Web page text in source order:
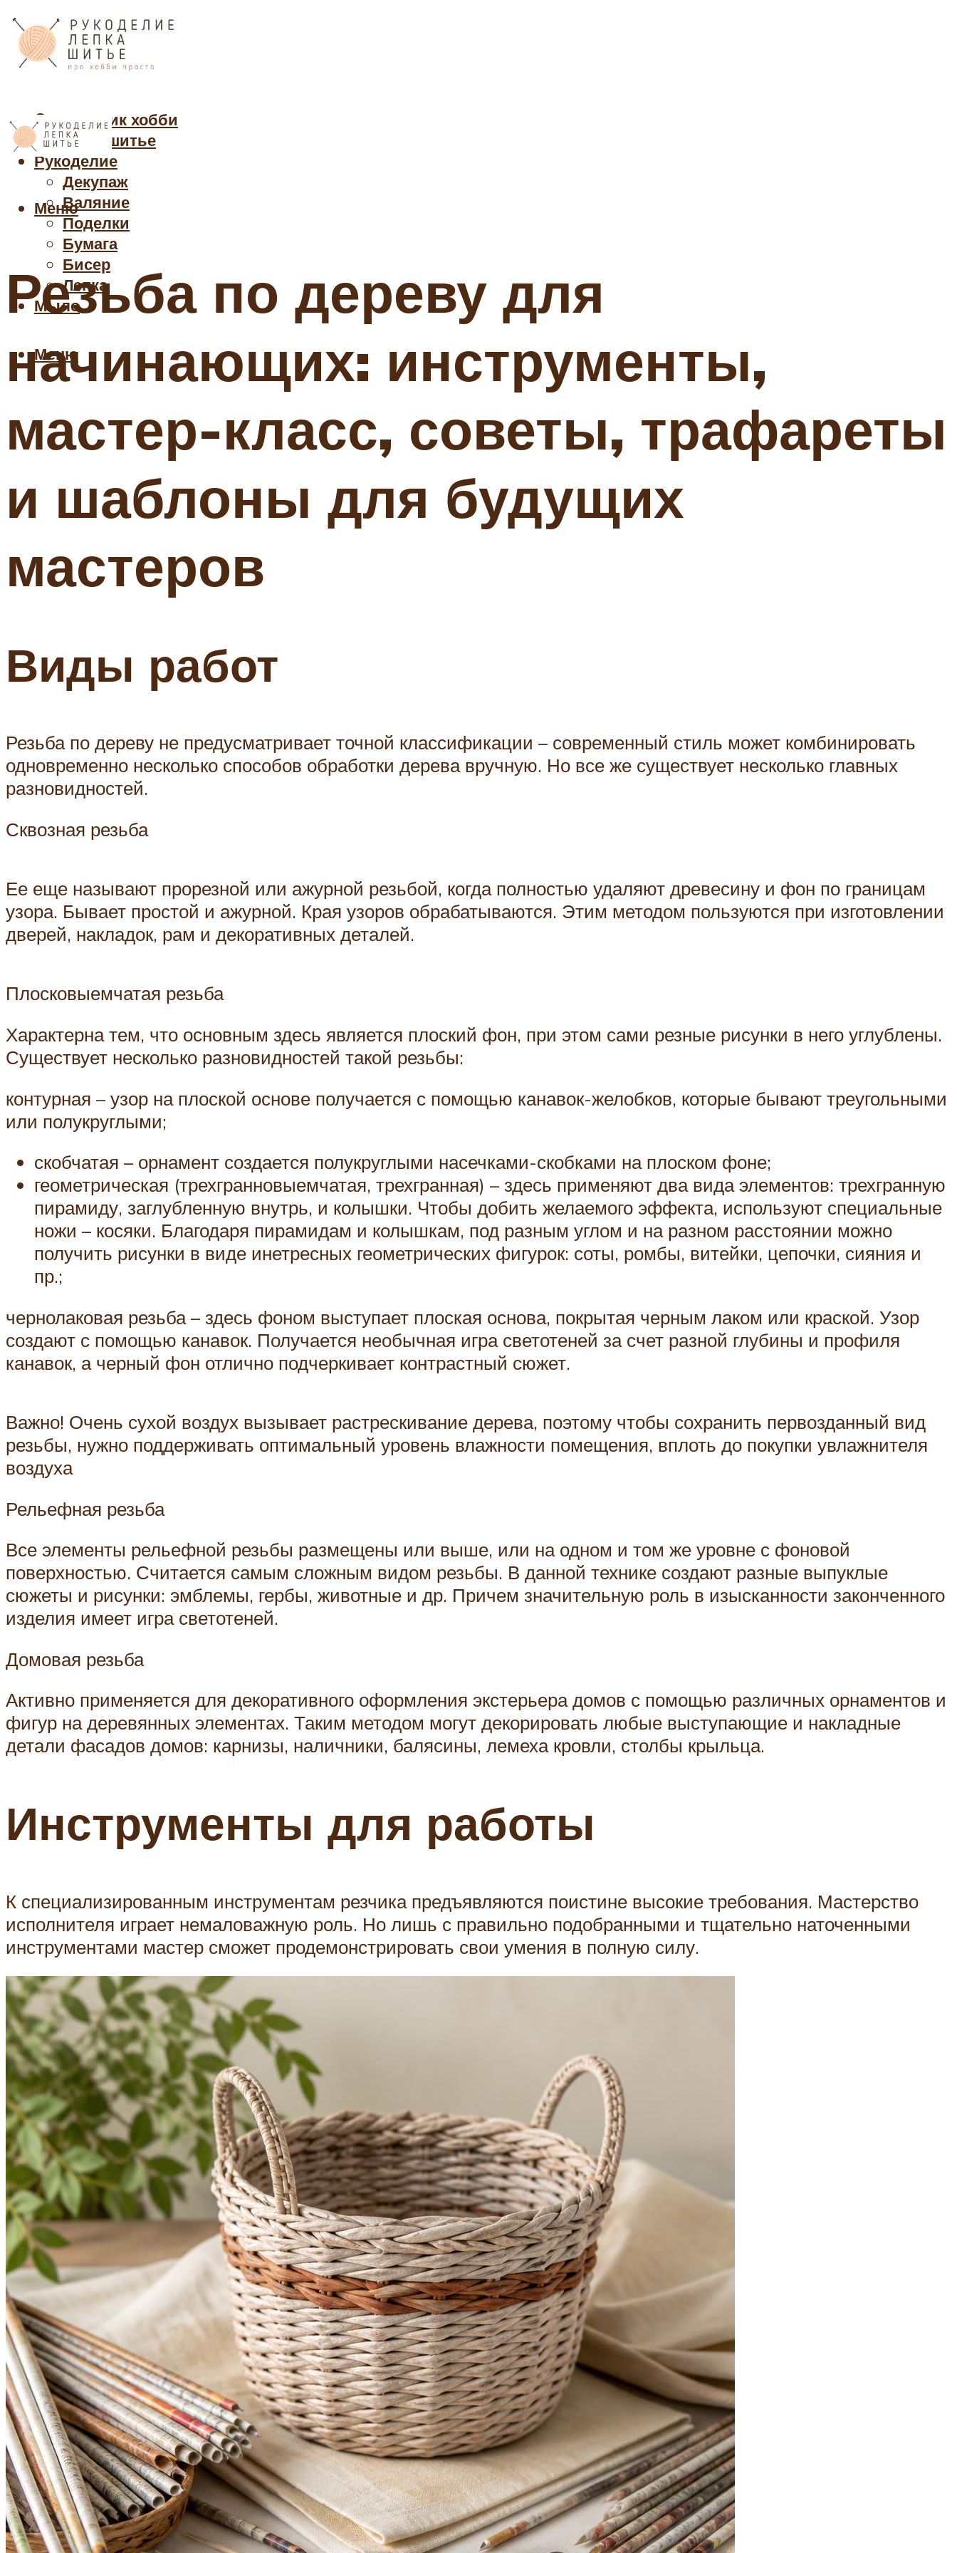
Cправочник хобби
Кройка и шитье
Рукоделие
Декупаж
Валяние
Поделки
Бумага
Бисер
Лепка
Мыло
Меню
Меню
Резьба по дереву для
начинающих: инструменты,
мастер-класс, советы, трафареты
и шаблоны для будущих
мастеров
Виды работ
Резьба по дереву не предусматривает точной классификации – современный стиль может комбинировать
одновременно несколько способов обработки дерева вручную. Но все же существует несколько главных
разновидностей.
Сквозная резьба
Ее еще называют прорезной или ажурной резьбой, когда полностью удаляют древесину и фон по границам
узора. Бывает простой и ажурной. Края узоров обрабатываются. Этим методом пользуются при изготовлении
дверей, накладок, рам и декоративных деталей.
Плосковыемчатая резьба
Характерна тем, что основным здесь является плоский фон, при этом сами резные рисунки в него углублены.
Существует несколько разновидностей такой резьбы:
контурная – узор на плоской основе получается с помощью канавок-желобков, которые бывают треугольными
или полукруглыми;
скобчатая – орнамент создается полукруглыми насечками-скобками на плоском фоне;
геометрическая (трехгранновыемчатая, трехгранная) – здесь применяют два вида элементов: трехгранную
пирамиду, заглубленную внутрь, и колышки. Чтобы добить желаемого эффекта, используют специальные
ножи – косяки. Благодаря пирамидам и колышкам, под разным углом и на разном расстоянии можно
получить рисунки в виде инетресных геометрических фигурок: соты, ромбы, витейки, цепочки, сияния и
пр.;
чернолаковая резьба – здесь фоном выступает плоская основа, покрытая черным лаком или краской. Узор
создают с помощью канавок. Получается необычная игра светотеней за счет разной глубины и профиля
канавок, а черный фон отлично подчеркивает контрастный сюжет.
Важно! Очень сухой воздух вызывает растрескивание дерева, поэтому чтобы сохранить первозданный вид
резьбы, нужно поддерживать оптимальный уровень влажности помещения, вплоть до покупки увлажнителя
воздуха
Рельефная резьба
Все элементы рельефной резьбы размещены или выше, или на одном и том же уровне с фоновой
поверхностью. Считается самым сложным видом резьбы. В данной технике создают разные выпуклые
сюжеты и рисунки: эмблемы, гербы, животные и др. Причем значительную роль в изысканности законченного
изделия имеет игра светотеней.
Домовая резьба
Активно применяется для декоративного оформления экстерьера домов с помощью различных орнаментов и
фигур на деревянных элементах. Таким методом могут декорировать любые выступающие и накладные
детали фасадов домов: карнизы, наличники, балясины, лемеха кровли, столбы крыльца.
Инструменты для работы
К специализированным инструментам резчика предъявляются поистине высокие требования. Мастерство
исполнителя играет немаловажную роль. Но лишь с правильно подобранными и тщательно наточенными
инструментами мастер сможет продемонстрировать свои умения в полную силу.